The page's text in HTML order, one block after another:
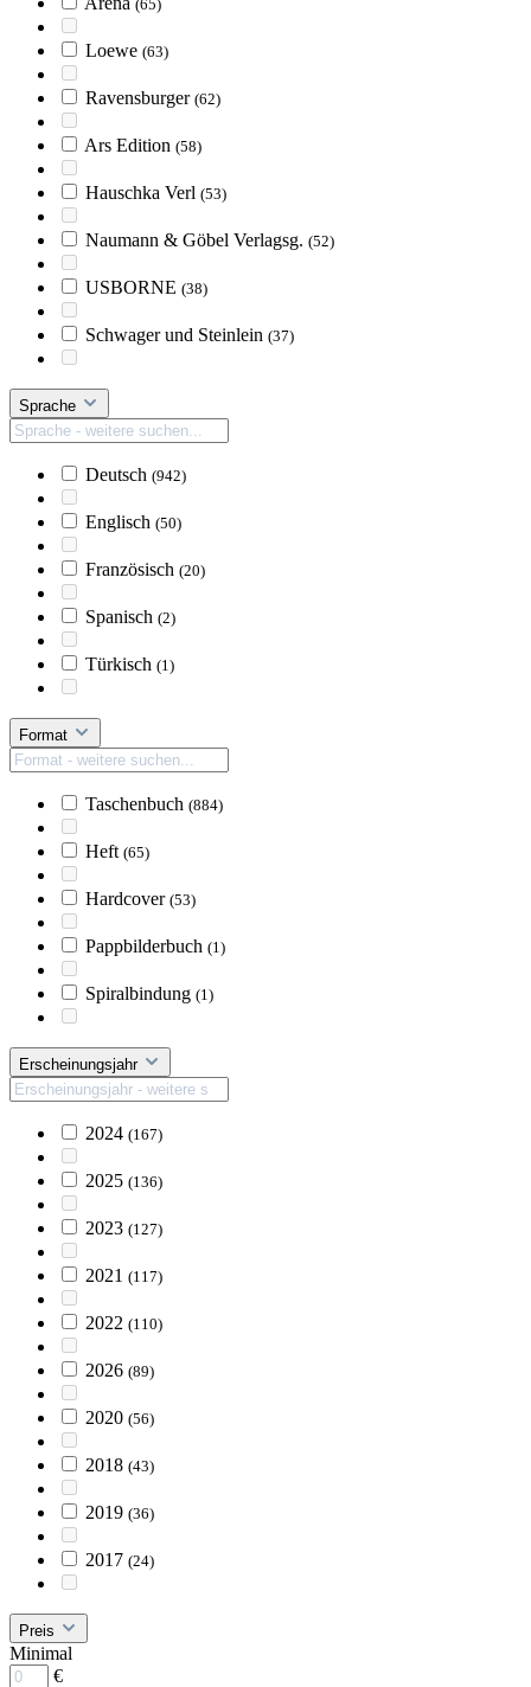
(65)
Loewe (63)
Ravensburger (62)
Ars Edition (58)
Hauschka Verl (53)
Naumann & Göbel Verlagsg. (52)
USBORNE (38)
Schwager und Steinlein (37)
Sprache
Deutsch (942)
Englisch (50)
Französisch (20)
Spanisch (2)
Türkisch (1)
Format
Taschenbuch (884)
Heft (65)
Hardcover (53)
Pappbilderbuch (1)
Spiralbindung (1)
Erscheinungsjahr
2024 (167)
2025 (136)
2023 (127)
2021 (117)
2022 (110)
2026 (89)
2020 (56)
2018 (43)
2019 (36)
2017 (24)
Preis
Minimal
€